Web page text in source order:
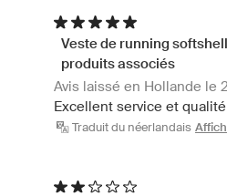
Veste de running
produits associés
Avis laissé en Hollande le
Excellent service et qualité
Traduit du néerlandais